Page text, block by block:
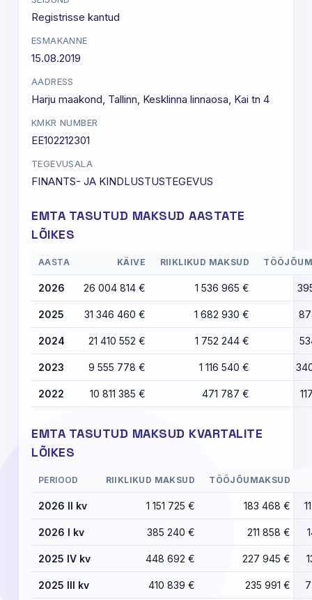
Registrisse kantud
ESMAKANNE
15.08.2019
AADRESS
Harju maakond, Tallinn, Kesklinna linnaosa, Kai tn 4
KMKR NUMBER
EE102212301
TEGEVUSALA
FINANTS- JA KINDLUSTUSTEGEVUS
EMTA TASUTUD MAKSUD AASTATE
LÕIKES
AASTA KÄIVE RIIKLIKUD MAKSUD
2026 26 004 814 € 1 536 965 €
2025 31 346 460 € 1 682 930 €
2024 21 410 552 € 1 752 244 €
2023 9 555 778 € 1 116 540 €
2022 10 811 385 € 471 787 €
EMTA TASUTUD MAKSUD KVARTALITE
LÕIKES
PERIOOD RIIKLIKUD MAKSUD TÖÖJÕUMAKSUD
2026 II kv 1 151 725 € 183 468 €
2026 I kv 385 240 € 211 858 €
2025 IV kv 448 692 € 227 945 €
2025 III kv 410 839 € 235 991 €